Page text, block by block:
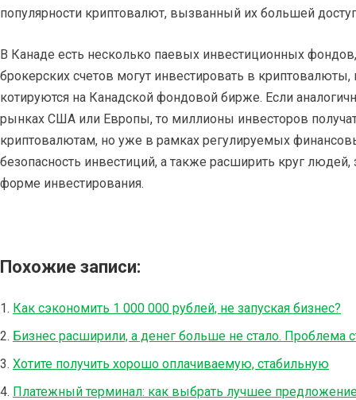
популярности криптовалют, вызванный их большей
В Канаде есть несколько паевых инвестиционных
брокерских счетов могут инвестировать в
котируются на Канадской фондовой бирже. Если
рынках США или Европы, то миллионы инвесторов
криптовалютам, но уже в рамках регулируемых
безопасность инвестиций, а также расширить круг
форме инвестирования.
Похожие записи:
Как сэкономить 1 000 000 рублей, не запуская бизнес?
Бизнес расширили, а денег больше не стало. Проблема
Хотите получить хорошо оплачиваемую, стабильную
Платежный терминал: как выбрать лучшее